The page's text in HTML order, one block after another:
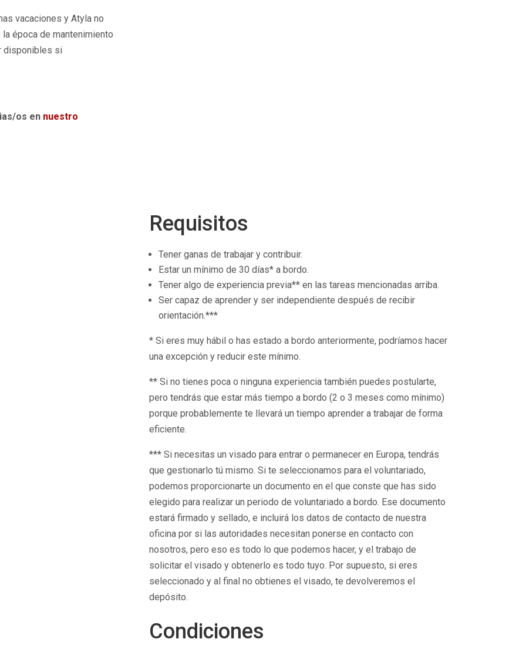
vacaciones y Atyla no
la época de mantenimiento
disponibles si
os en nuestro
Requisitos
Tener ganas de trabajar y contribuir.
Estar un mínimo de 30 días* a bordo.
Tener algo de experiencia previa** en las tareas mencionadas arriba.
Ser capaz de aprender y ser independiente después de recibir
orientación.***
* Si eres muy hábil o has estado a bordo anteriormente, podríamos hacer
una excepción y reducir este mínimo.
** Si no tienes poca o ninguna experiencia también puedes postularte,
pero tendrás que estar más tiempo a bordo (2 o 3 meses como mínimo)
porque probablemente te llevará un tiempo aprender a trabajar de forma
eficiente.
*** Si necesitas un visado para entrar o permanecer en Europa, tendrás
que gestionarlo tú mismo. Si te seleccionamos para el voluntariado,
podemos proporcionarte un documento en el que conste que has sido
elegido para realizar un periodo de voluntariado a bordo. Ese documento
estará firmado y sellado, e incluirá los datos de contacto de nuestra
oficina por si las autoridades necesitan ponerse en contacto con
nosotros, pero eso es todo lo que podemos hacer, y el trabajo de
solicitar el visado y obtenerlo es todo tuyo. Por supuesto, si eres
seleccionado y al final no obtienes el visado, te devolveremos el
depósito.
Condiciones